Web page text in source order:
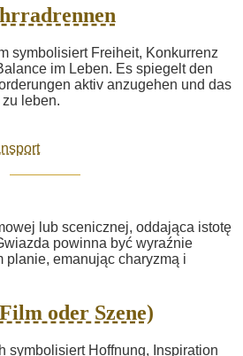
symbolisiert Freiheit, Konkurrenz
im Leben. Es spiegelt den
aktiv anzugehen und das
leben.
oder Szene)
symbolisiert Hoffnung, Inspiration